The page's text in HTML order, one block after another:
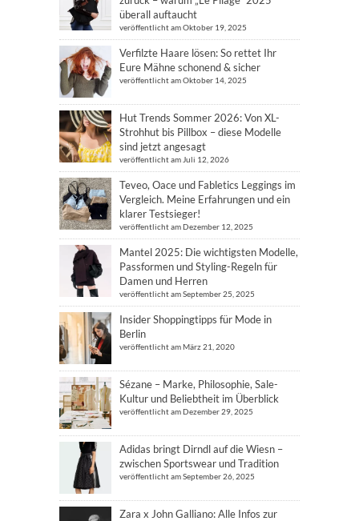
überall auftaucht
veröffentlicht am Oktober 19, 2025
Verfilzte Haare lösen: So rettet Ihr
Eure Mähne schonend & sicher
veröffentlicht am Oktober 14, 2025
Hut Trends Sommer 2026: Von XL-
Strohhut bis Pillbox – diese Modelle
sind jetzt angesagt
veröffentlicht am Juli 12, 2026
Teveo, Oace und Fabletics Leggings im
Vergleich. Meine Erfahrungen und ein
klarer Testsieger!
veröffentlicht am Dezember 12, 2025
Mantel 2025: Die wichtigsten Modelle,
Passformen und Styling-Regeln für
Damen und Herren
veröffentlicht am September 25, 2025
Insider Shoppingtipps für Mode in
Berlin
veröffentlicht am März 21, 2020
Sézane – Marke, Philosophie, Sale-
Kultur und Beliebtheit im Überblick
veröffentlicht am Dezember 29, 2025
Adidas bringt Dirndl auf die Wiesn –
zwischen Sportswear und Tradition
veröffentlicht am September 26, 2025
Zara x John Galliano: Alle Infos zur